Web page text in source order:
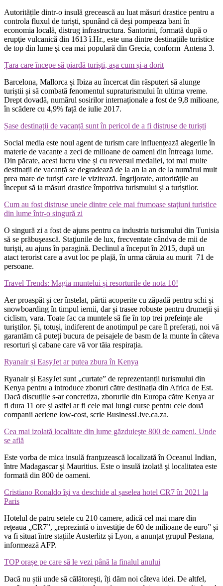
Autoritățile dintr-o insulă grecească au luat măsuri drastice pentru a
controla fluxul de turiști, spunând că deși pompeaza bani în
economia locală, distrug infrastructura. Santorini, formată după o
erupţie vulcanică din 1613 î.Hr., este una dintre destinaţiile turistice
de top din lume şi cea mai populară din Grecia, conform Antena 3.
Țara care începe să piardă turiști, așa cum și-a dorit
Barcelona, Mallorca și Ibiza au încercat din răsputeri să alunge
turiștii și să combată fenomentul supraturismului în ultima vreme.
Drept dovadă, numărul sosirilor internaționale a fost de 9,8 milioane,
în scădere cu 4,9% față de iulie 2017.
Șase destinații de vacanță sunt în pericol de a fi distruse de turiști
Social media este noul agent de turism care influențează alegerile în
materie de vacanțe a zeci de milioane de oameni din întreaga lume.
Din păcate, acest lucru vine și cu reversul medaliei, tot mai multe
destinații de vacanță se degradează de la an la an de la numărul mult
prea mare de turiști care le vizitează. Îngrijorate, autoritățile au
început să ia măsuri drastice împotriva turismului și a turiștilor.
Cum au fost distruse unele dintre cele mai frumoase staţiuni turistice
din lume într-o singură zi
O singură zi a fost de ajuns pentru ca industria turismului din Tunisia
să se prăbuşească. Staţiunile de lux, frecventate cândva de mii de
turişti, au ajuns în paragină. Declinul a început în 2015, după un
atact terorist care a avut loc pe plajă, în urma căruia au murit 71 de
persoane.
Travel Trends: Magia muntelui și resorturile de nota 10!
Aer proaspăt și cer înstelat, pârtii acoperite cu zăpadă pentru schi și
snowboarding în timpul iernii, dar și trasee robuste pentru drumeții și
ciclism, vara. Toate fac ca muntele să fie în top trei prefeințe ale
turiștilor. Și, totuși, indiferent de anotimpul pe care îl preferați, noi vă
garantăm că puteți bucura de peisajele de basm de la munte în câteva
resorturi și cabane care vă vor tăia respirația.
Ryanair și EasyJet ar putea zbura în Kenya
Ryanair și EasyJet sunt „curtate” de reprezentanții turismului din
Kenya pentru a introduce zboruri către destinația din Africa de Est.
Dacă discuțiile s-ar concretiza, zborurile din Europa către Kenya ar
fi dura 11 ore și astfel ar fi cele mai lungi curse pentru cele două
companii aeriene low-cost, scrie BusinessLive.ca.za.
Cea mai izolată localitate din lume găzduieşte 800 de oameni. Unde
se află
Este vorba de mica insulă franţuzească localizată în Oceanul Indian,
între Madagascar şi Mauritius. Este o insulă izolată şi localitatea este
formată din 800 de oameni.
Cristiano Ronaldo își va deschide al șaselea hotel CR7 în 2021 la
Paris
Hotelul de patru setele cu 210 camere, adică cel mai mare din
rețeaua „CR7”, „reprezintă o investiție de 60 de milioane de euro” și
va fi situat între stațiile Austerlitz și Lyon, a anunțat grupul Pestana,
informează AFP.
TOP orașe pe care să le vezi până la finalul anului
Dacă nu știi unde să călătorești, îți dăm noi câteva idei. De altfel,